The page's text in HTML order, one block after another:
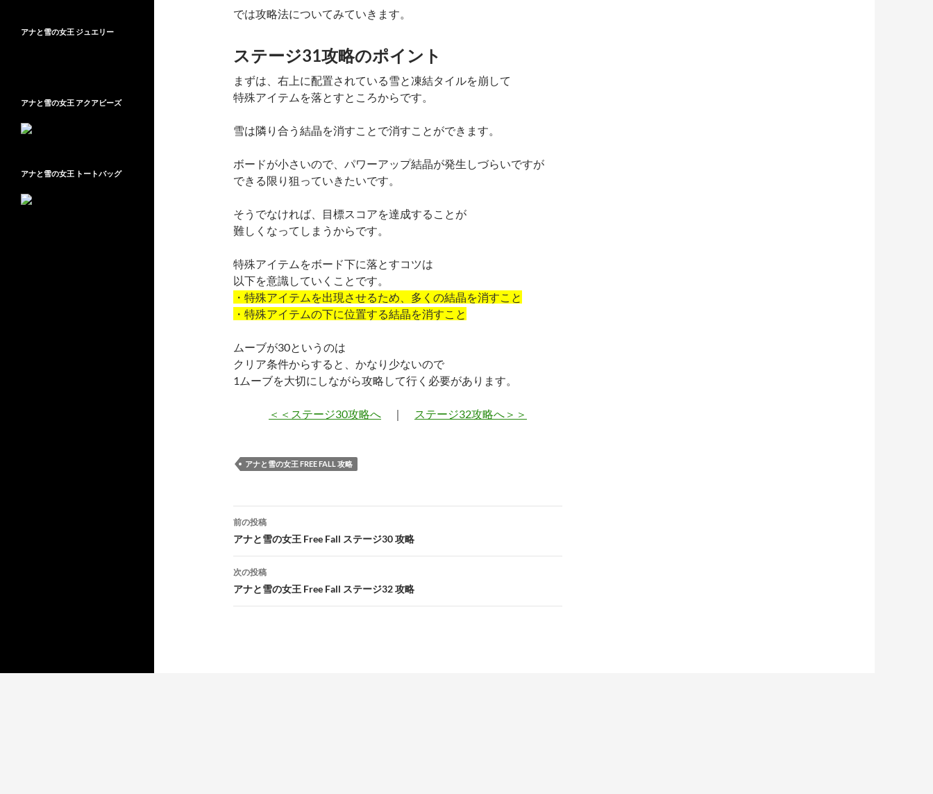
では攻略法についてみていきます。
ステージ31攻略のポイント
まずは、右上に配置されている雪と凍結タイルを崩して
特殊アイテムを落とすところからです。
雪は隣り合う結晶を消すことで消すことができます。
ボードが小さいので、パワーアップ結晶が発生しづらいですが
できる限り狙っていきたいです。
そうでなければ、目標スコアを達成することが
難しくなってしまうからです。
特殊アイテムをボード下に落とすコツは
以下を意識していくことです。
・特殊アイテムを出現させるため、多くの結晶を消すこと
・特殊アイテムの下に位置する結晶を消すこと
ムーブが30というのは
クリア条件からすると、かなり少ないので
1ムーブを大切にしながら攻略して行く必要があります。
＜＜ステージ30攻略へ ｜ ステージ32攻略へ＞＞
アナと雪の女王 FREE FALL 攻略
投
稿
ナ
ビ
ゲ
前の投稿
アナと雪の女王 Free Fall ステージ30 攻略
次の投稿
アナと雪の女王 Free Fall ステージ32 攻略
アナと雪の女王 ジュエリー
アナと雪の女王 アクアビーズ
アナと雪の女王 トートバッグ